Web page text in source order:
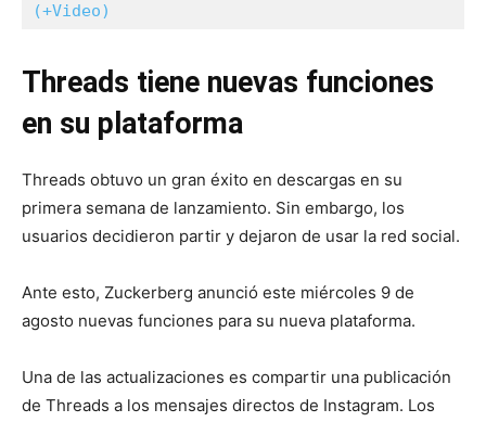
(+Video)
Threads tiene nuevas funciones
en su plataforma
Threads obtuvo un gran éxito en descargas en su
primera semana de lanzamiento. Sin embargo, los
usuarios decidieron partir y dejaron de usar la red social.
Ante esto, Zuckerberg anunció este miércoles 9 de
agosto nuevas funciones para su nueva plataforma.
Una de las actualizaciones es compartir una publicación
de Threads a los mensajes directos de Instagram. Los